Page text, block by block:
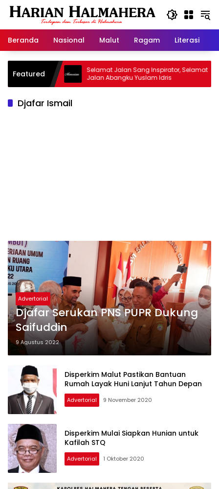
Langsung
Beranda
Nasional Malut Ragam Literasi
Featured
Warisan
Selamat Jalan Sang Inspirator, Selamat
Jalan Abangku Yuslam Idris
Djafar Ismail
Advertorial
Djafar Serukan PNS PUPR Dukung
Saifuddin
9 Agustus 2022
Disperkim Malut Pastikan Bantuan
Rumah Layak Huni Lanjut Tahun Depan
Advertorial 9 November 2020
Disperkim Mulai Siapkan Hunian untuk
Kafilah STQ
Advertorial 1 Oktober 2020